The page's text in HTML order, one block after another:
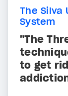
The Silva
System
"The
to get